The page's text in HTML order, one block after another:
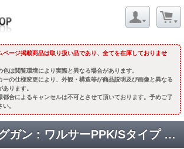
ページ掲載商品は取り扱い品であり、全てを在庫しておりませ
色は閲覧環境により実際と異なる場合があります。
ーの仕様変更により、外観・構造等が商品説明及び画像と異なる
あります。
都合によるキャンセルは不可とさせて頂いております。予めご了
い。
エアコッキングガン : ワルサーPPK/Sタイプ [品切中.国内再入荷時期未定]